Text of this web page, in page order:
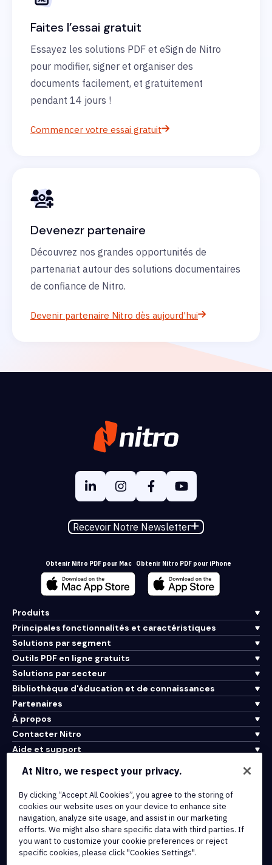
Faites l’essai gratuit
Essayez les solutions PDF et eSign de Nitro
pour modifier, signer et organiser des
documents facilement, et gratuitement
pendant 14 jours !
Commencer votre essai gratuit
Devenezr partenaire
Découvrez nos grandes opportunités de
partenariat autour des solutions documentaires
de confiance de Nitro.
Devenir partenaire Nitro dès aujourd'hui
Recevoir Notre Newsletter
Obtenir Nitro PDF pour Mac Obtenir Nitro PDF pour iPhone
Produits
Principales fonctionnalités et caractéristiques
Solutions par segment
Outils PDF en ligne gratuits
Solutions par secteur
Bibliothèque d'éducation et de connaissances
Partenaires
À propos
Contacter Nitro
Aide et support
Conditions d'utilisation
Politique de cookies
Politique de copyright
Toutes les conditions et politiques
At Nitro, we respect your privacy.
By clicking “Accept All Cookies”, you agree to the storing of
cookies our website uses on your device to enhance site
navigation, analyze site usage, and assist in our marketing
efforts. We might also share specific data with third parties. If
you want to customize your cookie preferences or reject
specific cookies, please click "Cookies Settings".